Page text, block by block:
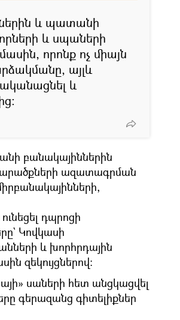
և պատանի
և սպաների
որոնք ոչ միայն
այլև
և
բանակայիններին
ազատագրման
դպրոցի
Կովկասի
և խորհրդային
զեկույցներով:
սաների հետ անցկացվել
գերազանց գիտելիքներ